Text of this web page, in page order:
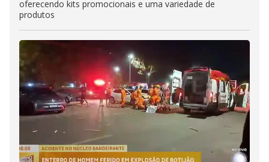
oferecendo kits promocionais e uma variedade de
produtos